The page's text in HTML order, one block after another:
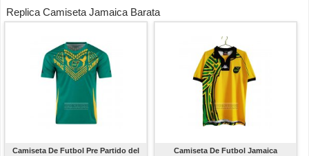
Replica Camiseta Jamaica Barata
Camiseta De Futbol Pre Partido del
Camiseta De Futbol Jamaica